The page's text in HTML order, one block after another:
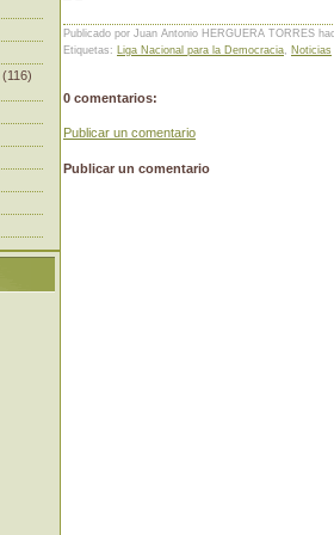
Publicado por Juan Antonio HERGUERA TORRES
Etiquetas: Liga Nacional para la Democracia, Noticias
0 comentarios:
Publicar un comentario
Publicar un comentario
(116)